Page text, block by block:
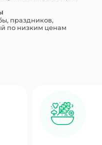
праздников,
по низким ценам